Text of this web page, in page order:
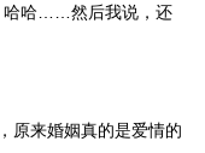
哈哈……然后我说，还
原来婚姻真的是爱情的